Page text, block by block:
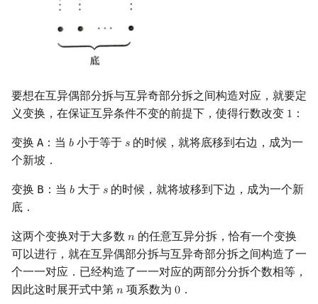
要想在互异偶部分拆与互异奇部分拆之间构造对应，就要定
义变换，在保证互异条件不变的前提下，使得行数改变 1
1 ：
变换 A：当 𝑏
b小于等于 𝑠
s 的时候，就将底移到右边，成为一
个新坡．
变换 B：当 𝑏
b大于 𝑠
s 的时候，就将坡移到下边，成为一个新
底．
这两个变换对于大多数 𝑛
n 的任意互异分拆，恰有一个变换
可以进行，就在互异偶部分拆与互异奇部分拆之间构造了一
个一一对应．已经构造了一一对应的两部分分拆个数相等，
因此这时展开式中第 𝑛
n 项系数为 0
0．